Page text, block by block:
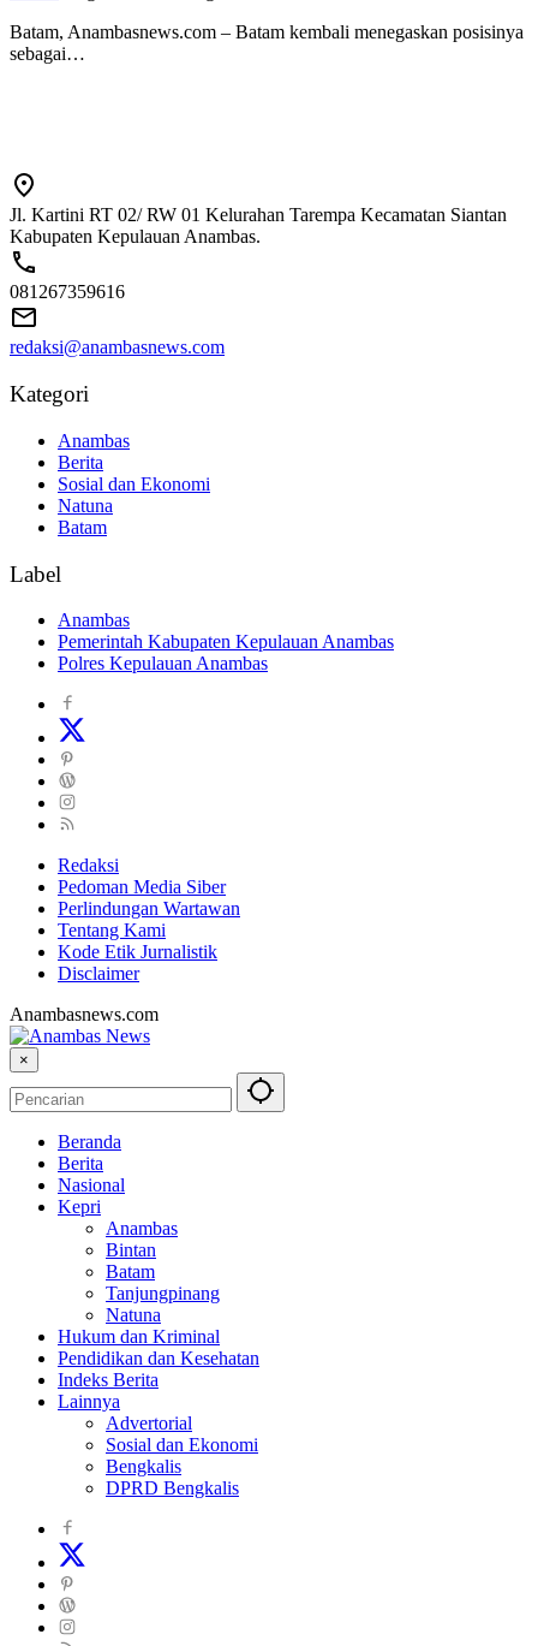
Batam, Anambasnews.com – Batam kembali menegaskan posisinya
sebagai…
Jl. Kartini RT 02/ RW 01 Kelurahan Tarempa Kecamatan Siantan
Kabupaten Kepulauan Anambas.
081267359616
redaksi@anambasnews.com
Kategori
Anambas
Berita
Sosial dan Ekonomi
Natuna
Batam
Label
Anambas
Pemerintah Kabupaten Kepulauan Anambas
Polres Kepulauan Anambas
Redaksi
Pedoman Media Siber
Perlindungan Wartawan
Tentang Kami
Kode Etik Jurnalistik
Disclaimer
Anambasnews.com
×
Beranda
Berita
Nasional
Kepri
Anambas
Bintan
Batam
Tanjungpinang
Natuna
Hukum dan Kriminal
Pendidikan dan Kesehatan
Indeks Berita
Lainnya
Advertorial
Sosial dan Ekonomi
Bengkalis
DPRD Bengkalis